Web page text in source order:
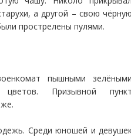
а другой – свою
прострелены пулями.
пышными
Призывной
Среди юношей и